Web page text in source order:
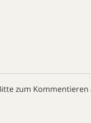
zum Kommentieren